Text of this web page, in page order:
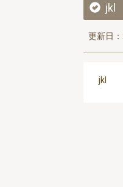
jkl
更新日
jkl